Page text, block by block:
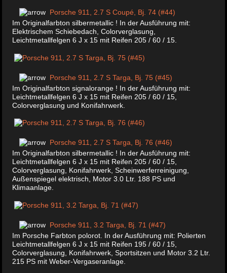
Porsche 911, 2.7 S Coupé, Bj. 74 (#44)
Im Originalfarbton silbermetallic ! In der Ausführung mit:
Elektrischem Schiebedach, Colorverglasung,
Leichtmetallfelgen 6 J x 15 mit Reifen 205 / 60 / 15.
Porsche 911, 2.7 S Targa, Bj. 75 (#45)
Im Originalfarbton signalorange ! In der Ausführung mit:
Leichtmetallfelgen 6 J x 15 mit Reifen 205 / 60 / 15,
Colorverglasung und Konifahrwerk.
Porsche 911, 2.7 S Targa, Bj. 76 (#46)
Im Originalfarbton silbermetallic ! In der Ausführung mit:
Leichtmetallfelgen 6 J x 15 mit Reifen 205 / 60 / 15,
Colorverglasung, Konifahrwerk, Scheinwerferreinigung,
Außenspiegel elektrisch, Motor 3.0 Ltr. 188 PS und
Klimaanlage.
Porsche 911, 3.2 Targa, Bj. 71 (#47)
Im Porsche Farbton polorot. In der Ausführung mit: Polierten
Leichtmetallfelgen 6 J x 15 mit Reifen 195 / 60 / 15,
Colorverglasung, Konifahrwerk, Sportsitzen und Motor 3.2 Ltr.
215 PS mit Weber-Vergaseranlage.